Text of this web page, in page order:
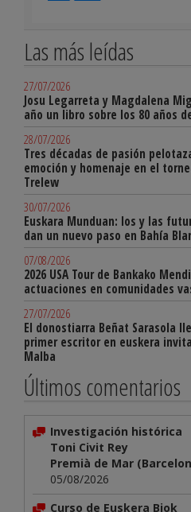
Las más leídas
27/07/2026
Josu Legarreta y Magdalena
año un libro sobre los 80 años
28/07/2026
Tres décadas de pasión
emoción y homenaje en el
Trelew
30/07/2026
Euskara Munduan: los y las
dan un nuevo paso en Bahía
07/08/2026
2026 USA Tour de Bankako
actuaciones en comunidades
27/07/2026
El donostiarra Beñat Sarasola
primer escritor en euskera
Malba
Últimos comentarios
Investigación histórica
Toni Civit Rey
Premià de Mar
05/08/2026
Curso de Euskera Biok